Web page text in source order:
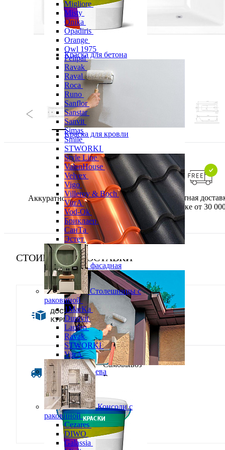
Краска для бетона
Краска для кровли
Краска фасадная
Краска для дерева
Migliore
Misty
Onika
Opadiris
Orange
Owl 1975
Pelipal
Ravak
Raval
Roca
Runo
Sanflor
Sanstar
Sanvit
Simas
Smile
STWORKI
Style Line
ValenHouse
Velvex
Vigo
Villeroy & Boch
VitrA
Vod-Ok
Бриклаер
СанТа
Эстет
Столешницы с
раковиной
1MarKa
Duravit
Laufen
Ravak
STWORKI
VitrA
Консоли с
раковиной
Cezares
DIWO
Galassia
Аккуратно упакуем хрупкие
товары
Бесплатная
покупке от 30
СТОИМОСТЬ ДОСТАВКИ
Доставка курьером
900 руб.
Самовывоз
Бесплатно